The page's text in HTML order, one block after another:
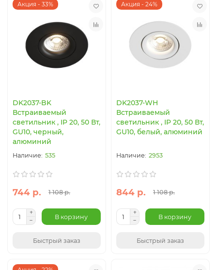
Акция - 33%
DK2037-BK
Встраиваемый
светильник , IP 20, 50 Вт,
GU10, черный,
алюминий
535
744 р. 1 108 р.
В корзину
Быстрый заказ
Акция - 24%
DK2037-WH
Встраиваемый
светильник , IP 20, 50 Вт,
GU10, белый, алюминий
2953
844 р. 1 108 р.
В корзину
Быстрый заказ